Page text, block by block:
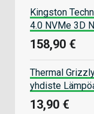
Kingston
4.0 NVMe 3D
158,90 €
Thermal
yhdiste
13,90 €